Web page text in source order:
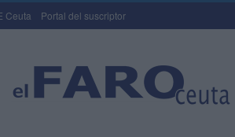
Ceuta Portal del suscriptor